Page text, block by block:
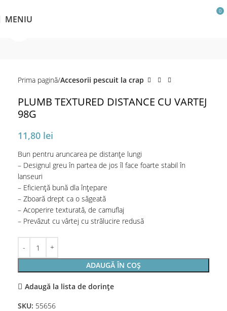
MENIU
0
Prima pagină Accesorii pescuit la crap
PLUMB TEXTURED DISTANCE CU VARTEJ
98G
11,80 lei
Bun pentru aruncarea pe distanțe lungi
– Designul greu în partea de jos îl face foarte stabil în
lanseuri
– Eficiență bună dla înțepare
– Zboară drept ca o săgeată
– Acoperire texturată, de camuflaj
– Prevăzut cu vârtej cu strălucire redusă
ADAUGĂ ÎN COȘ
Adaugă la lista de dorințe
SKU: 55656